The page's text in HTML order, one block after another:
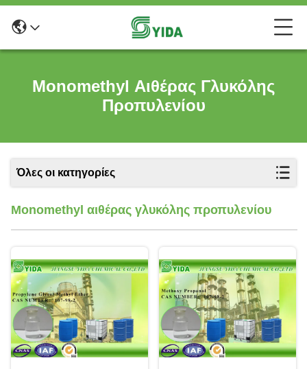
Monomethyl Αιθέρας Γλυκόλης
Προπυλενίου
Όλες οι κατηγορίες
Monomethyl αιθέρας γλυκόλης προπυλενίου